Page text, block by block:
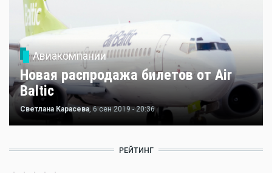
Авиакомпании
Новая распродажа билетов от Air
Baltic
Светлана Карасева, 6 сен 2019 - 20:36
РЕЙТИНГ